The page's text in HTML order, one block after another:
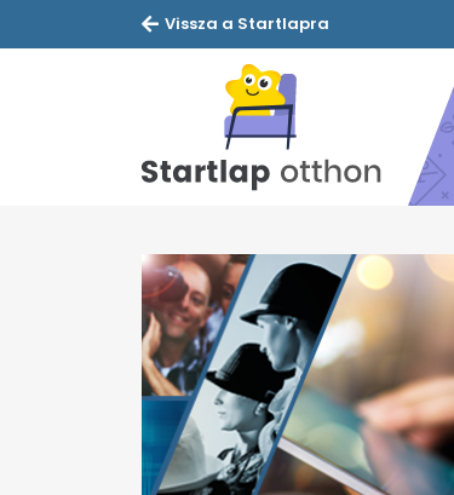
Vissza a Startlapra